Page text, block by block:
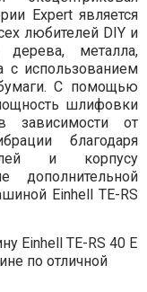
Expert является
любителей DIY и
дерева, металла,
с использованием
С помощью
шлифовки
зависимости от
благодаря
и корпусу
дополнительной
Einhell TE-RS
Einhell TE-RS 40 E
по отличной